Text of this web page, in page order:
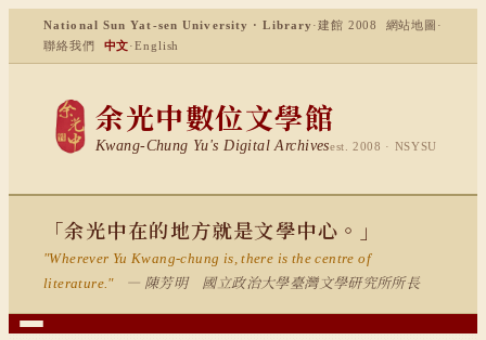
National Sun Yat-sen University · Library ·建館 2008 網站地圖 ·
聯絡我們
中文·English
余光中數位文學館
Kwang-Chung Yu's Digital Archivesest. 2008 · NSYSU
「余光中在的地方就是文學中心。」
"Wherever Yu Kwang-chung is, there is the centre of
literature."
— 陳芳明 國立政治大學臺灣文學研究所所長